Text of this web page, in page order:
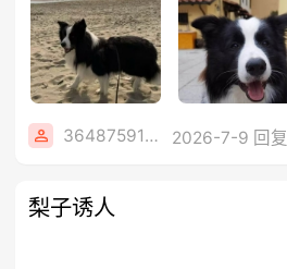
36487591348 2026-7-9 回复
梨子诱人